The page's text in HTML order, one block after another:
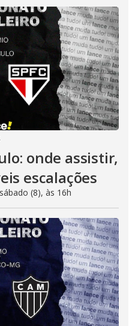
onde assistir,
escalações
(8), às 16h